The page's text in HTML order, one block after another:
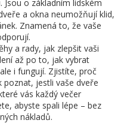
o základním lidském
a okna neumožňují klid,
Znamená to, že vaše
a rady, jak zlepšit vaši
až po to, jak vybrat
i fungují. Zjistíte, proč
poznat, jestli vaše dveře
vás každý večer
abyste spali lépe – bez
nákladů.